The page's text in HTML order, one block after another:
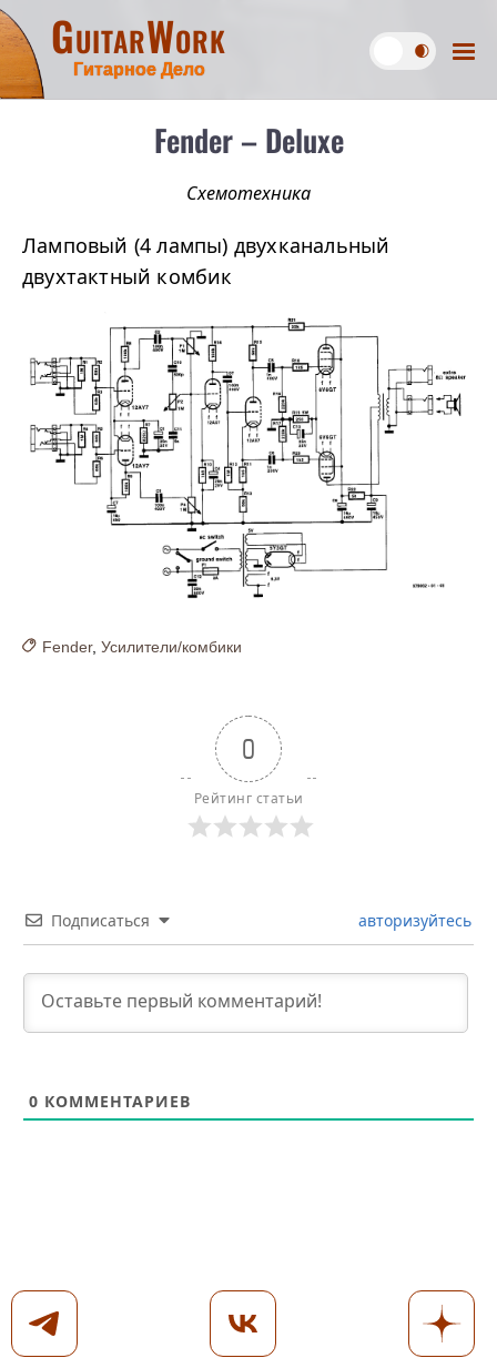
GuitarWork
Гитарное Дело
Fender – Deluxe
Схемотехника
Ламповый (4 лампы) двухканальный
двухтактный комбик
Fender, Усилители/комбики
0
Рейтинг статьи
Подписаться авторизуйтесь
0 КОММЕНТАРИЕВ